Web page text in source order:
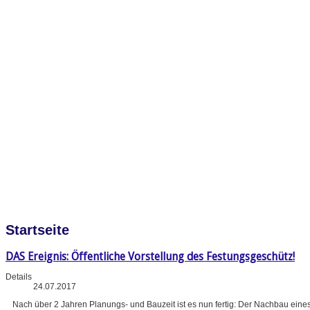
Startseite
DAS Ereignis: Öffentliche Vorstellung des Festungsgeschütz!
Details
24.07.2017
Nach über 2 Jahren Planungs- und Bauzeit ist es nun fertig: Der Nachbau